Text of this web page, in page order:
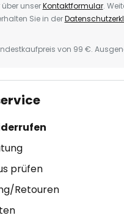
unserKontaktformular.
Sie in der
von 99 €.
prüfen
Retouren